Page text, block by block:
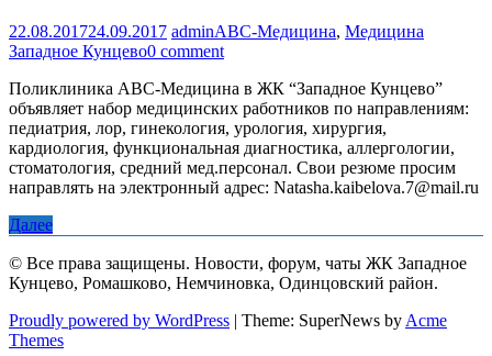
22.08.201724.09.2017 adminABC-Медицина, Медицина
Западное Кунцево0 comment
Поликлиника АВС-Медицина в ЖК “Западное Кунцево”
объявляет набор медицинских работников по направлениям:
педиатрия, лор, гинекология, урология, хирургия,
кардиология, функциональная диагностика, аллергологии,
стоматология, средний мед.персонал. Свои резюме просим
направлять на электронный адрес: Natasha.kaibelova.7@mail.ru
Далее
© Все права защищены. Новости, форум, чаты ЖК Западное
Кунцево, Ромашково, Немчиновка, Одинцовский район.
Proudly powered by WordPress | Theme: SuperNews by Acme
Themes